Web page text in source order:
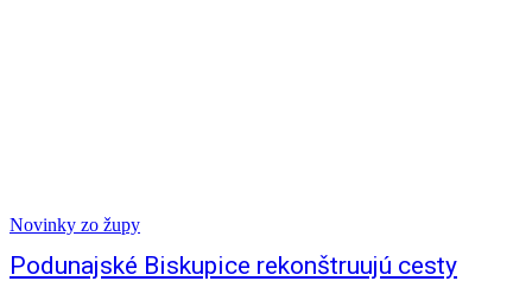
Novinky zo župy
Podunajské Biskupice rekonštruujú cesty